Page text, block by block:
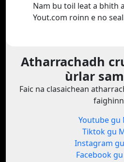
Nam bu toil leat a bhith
Yout.com roinn e no
Atharrachadh
ùrlar
Faic na clasaichean
faighinn
Youtube gu
Tiktok gu
Instagram
Facebook